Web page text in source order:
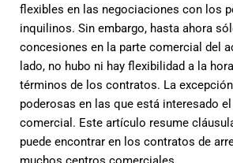
flexibles en las negociaciones con los
inquilinos. Sin embargo, hasta ahora
concesiones en la parte comercial del
lado, no hubo ni hay flexibilidad a la
términos de los contratos. La
poderosas en las que está interesado
comercial. Este artículo resume
puede encontrar en los contratos de